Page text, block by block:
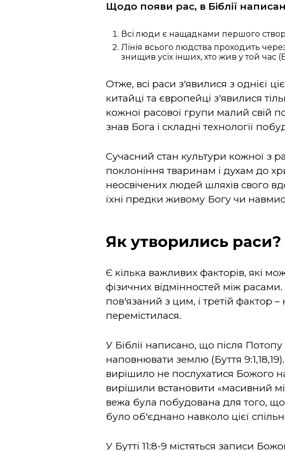
Щодо появи рас, в Біблії
Всі люди є нащадками першого
Лінія всього людства проходить
знищив усіх інших, хто жив у той
Отже, всі раси з'явилися з однієї
китайці та європейці з'явилися
кожної расової групи малий свій
знав Бога і складні технології
Сучасний стан культури кожної з
поклоніння тваринам і духам до
неосвічених людей шляхів свого
їхні предки живому Богу чи
Як утворились раси?
Є кілька важливих факторів, які
фізичних відмінностей між
пов'язаний з цим, і третій фактор
перемістилася.
У Біблії написано, що після
наповнювати землю (Буття
вирішило не послухатися Божого
вирішили встановити «масивний
вежа була побудована для того,
було об'єднано навколо цієї
У Бутті 11:8-9 містяться записи